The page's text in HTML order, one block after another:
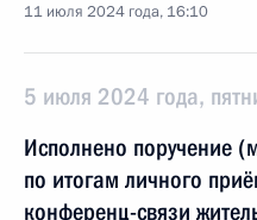
11 июля 2024 года, 16:10
5 июля 2024 года,
Исполнено поручение
по итогам личного
конференц-связи